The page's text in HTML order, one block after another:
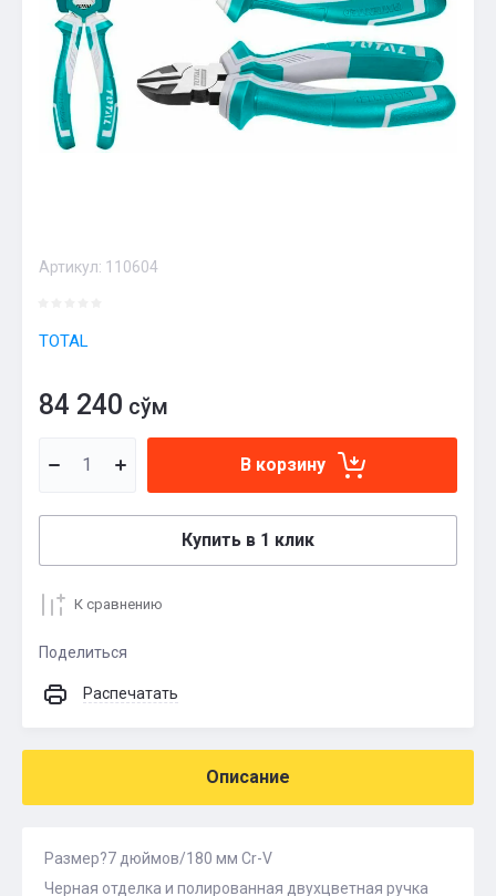
Артикул: 110604
TOTAL
84 240 сўм
В корзину
Купить в 1 клик
К сравнению
Поделиться
Распечатать
Описание
Размер?7 дюймов/180 мм Cr-V
Черная отделка и полированная двухцветная ручка